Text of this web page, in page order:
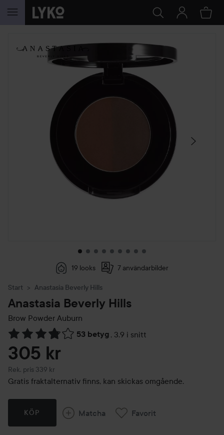
HOPPA TILL INNEHÅLLET
HOPPA ÖVER SEKTIONEN
19 looks 7 användarbilder
Start Anastasia Beverly Hills
Anastasia Beverly Hills
Brow Powder Auburn
53 betyg , 3.9 i snitt
Hoppa till Betyg & kommentarer
305 kr
Rek. pris 339 kr
Rekommenderat pris 339 kr
Gratis fraktalternativ finns, kan skickas omgående.
KÖP Matcha Favorit